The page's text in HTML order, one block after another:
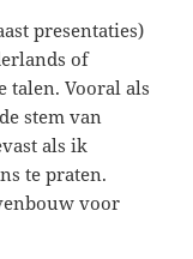
presentaties)
of
talen. Vooral als
stem van
als ik
te praten.
voor